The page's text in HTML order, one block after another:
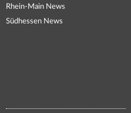
Rhein-Main News
Südhessen News